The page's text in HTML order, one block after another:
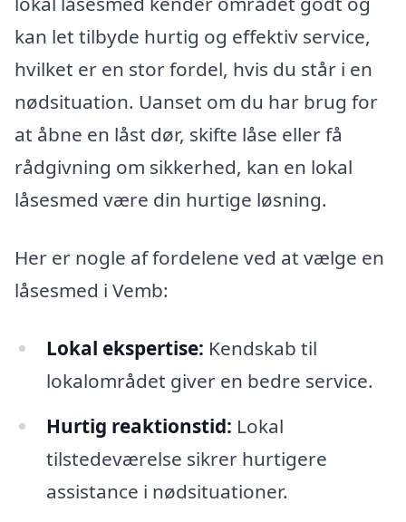
kan let tilbyde hurtig og effektiv service,
hvilket er en stor fordel, hvis du står i en
nødsituation. Uanset om du har brug for
at åbne en låst dør, skifte låse eller få
rådgivning om sikkerhed, kan en lokal
låsesmed være din hurtige løsning.
Her er nogle af fordelene ved at vælge en
låsesmed i Vemb:
Lokal ekspertise: Kendskab til
lokalområdet giver en bedre service.
Hurtig reaktionstid: Lokal
tilstedeværelse sikrer hurtigere
assistance i nødsituationer.